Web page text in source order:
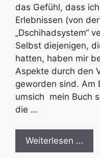
das Gefühl, dass
Erlebnissen (von
„Dschihadsystem“
Selbst diejenigen,
hatten, haben mir
Aspekte durch den
geworden sind. Am
umsich mein Buch
die …
Weiterlesen …